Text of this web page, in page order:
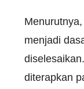
menjadi
diterapkan